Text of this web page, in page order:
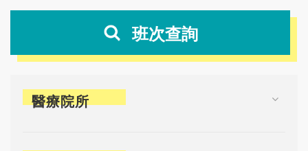
班次查詢
醫療院所